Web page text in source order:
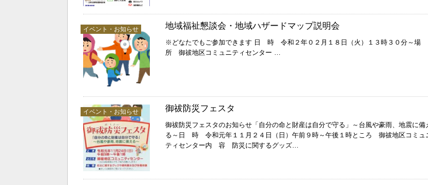
イベント・お知らせ 地域福祉懇談会・地域ハザードマップ説明会
※どなたでもご参加できます 日 時 令和２年０２月１８日（火）１３時３０分～場
所 御祓地区コミュニティセンター …
イベント・お知らせ 御祓防災フェスタ
御祓防災フェスタのお知らせ「自分の命と財産は自分で守る」～台風や豪雨、地震に備
る～日 時 令和元年１１月２４日（日）午前９時～午後１時ところ 御祓地区コミュ
ティセンター内 容 防災に関するグッズ…